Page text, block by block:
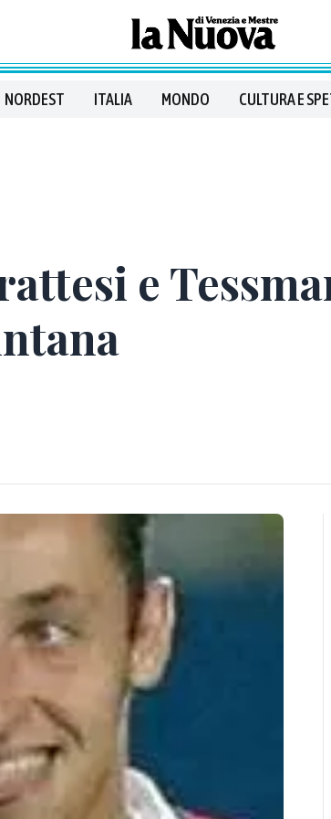
NORDEST ITALIA MONDO CULTURA E
e